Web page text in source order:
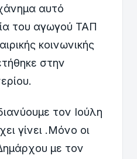
αυτό
του αγωγού ΤΑΠ
κοινωνικής
στην
τον Ιούλη
γίνει .Μόνο οι
με τον